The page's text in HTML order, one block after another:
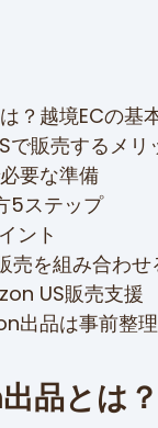
？越境ECの基
販売するメリ
要な準備
5ステップ
ント
売を組み合わせ
US販売支援
出品は事前整
品とは